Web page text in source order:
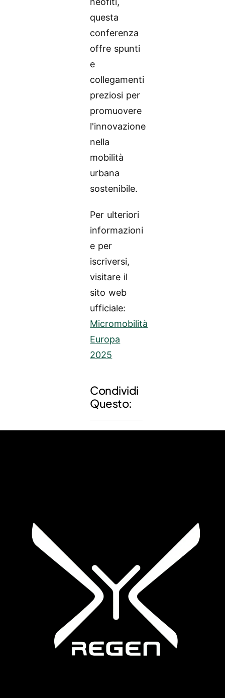
questa
conferenza
offre spunti
e
collegamenti
preziosi per
promuovere
l'innovazione
nella
mobilità
urbana
sostenibile.
Per ulteriori
informazioni
e per
iscriversi,
visitare il
sito web
ufficiale:
Micromobilità
Europa
2025
Condividi
Questo: